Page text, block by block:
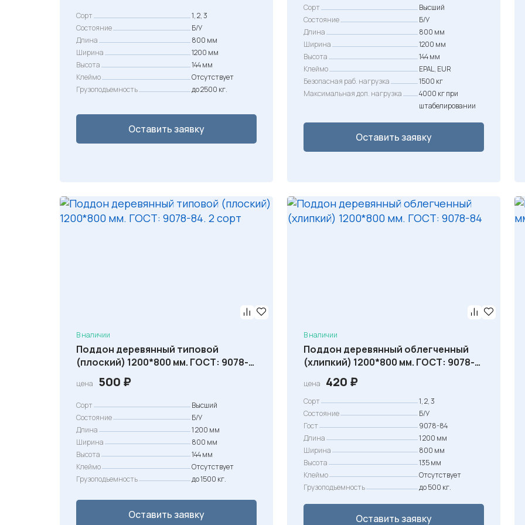
Сорт
1, 2, 3
Состояние
Б/У
Длина
800 мм
Ширина
1200 мм
Высота
144 мм
Клеймо
Отсутствует
Грузоподъемность
до 2500 кг.
Оставить заявку
р
в
о
н
а
ч
л
ь
ц
е
в
л
я
л
а
6
0
₽
к
у
щ
а
я
ц
а
0
Сорт
Высший
Состояние
Б/У
Длина
800 мм
Ширина
1200 мм
Высота
144 мм
Клеймо
EPAL, EUR
Безопасная раб. нагрузка
1500 кг
Максимальная доп. нагрузка
4000 кг при
штабелировании
Оставить заявку
В наличии
Поддон деревянный типовой
(плоский) 1200*800 мм. ГОСТ: 9078-
84. 2 сорт
цена 500 ₽
Сорт
Высший
Состояние
Б/У
Длина
1 200 мм
Ширина
800 мм
Высота
144 мм
Клеймо
Отсутствует
Грузоподъемность
до 1500 кг.
Оставить заявку
В наличии
Поддон деревянный облегченный
(хлипкий) 1200*800 мм. ГОСТ: 9078-
цена 420 ₽
Сорт
1, 2, 3
Состояние
Б/У
Гост
9078-84
Длина
1 200 мм
Ширина
800 мм
Высота
135 мм
Клеймо
Отсутствует
Грузоподъемность
до 500 кг.
Оставить заявку